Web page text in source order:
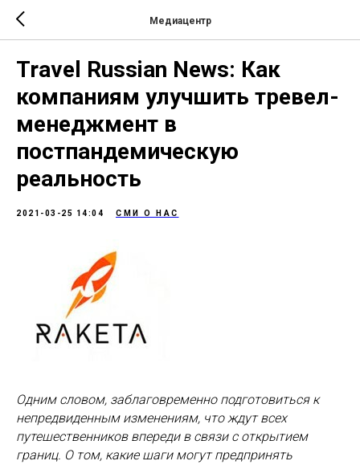
Медиацентр
Travel Russian News: Как
компаниям улучшить тревел-
менеджмент в
постпандемическую
реальность
2021-03-25 14:04 СМИ О НАС
Одним словом, заблаговременно подготовиться к
непредвиденным изменениям, что ждут всех
путешественников впереди в связи с открытием
границ. О том, какие шаги могут предпринять